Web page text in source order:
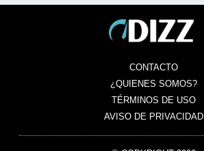
CONTACTO
¿QUIENES SOMOS?
TÉRMINOS DE USO
AVISO DE PRIVACIDAD